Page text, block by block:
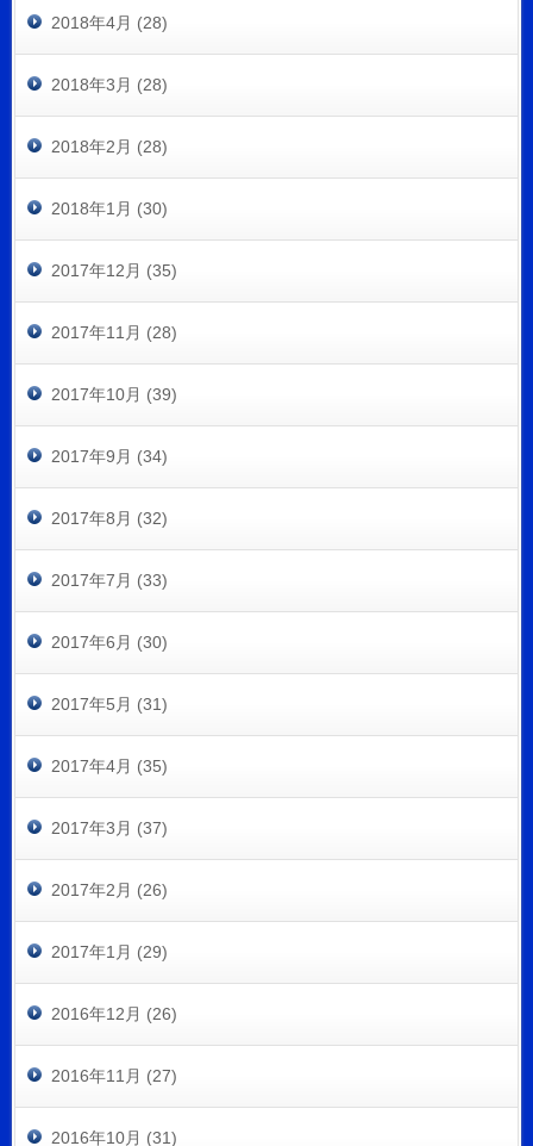
2018年4月 (28)
2018年3月 (28)
2018年2月 (28)
2018年1月 (30)
2017年12月 (35)
2017年11月 (28)
2017年10月 (39)
2017年9月 (34)
2017年8月 (32)
2017年7月 (33)
2017年6月 (30)
2017年5月 (31)
2017年4月 (35)
2017年3月 (37)
2017年2月 (26)
2017年1月 (29)
2016年12月 (26)
2016年11月 (27)
2016年10月 (31)